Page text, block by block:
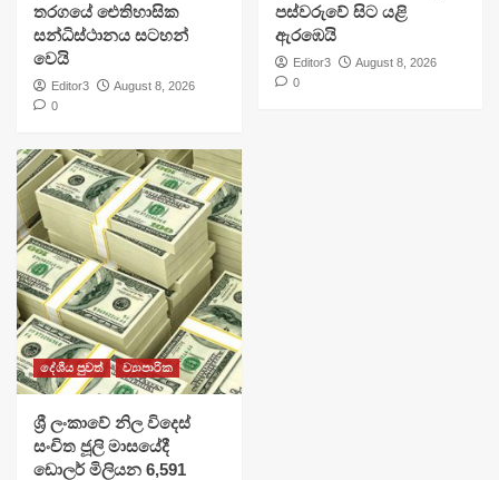
තරගයේ ඓතිහාසික
සන්ධිස්ථානය සටහන්
වෙයි
Editor3
August 8, 2026
0
පස්වරුවේ සිට යළි
ඇරඹෙයි
Editor3
August 8, 2026
0
දේශීය පුවත් ව්‍යාපාරික
ශ්‍රී ලංකාවේ නිල විදෙස්
සංචිත ජූලි මාසයේදී
ඩොලර් මිලියන 6,591